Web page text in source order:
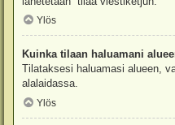
Ylös
Kuinka tilaan haluamani
Tilataksesi haluamasi alueen,
alalaidassa.
Ylös